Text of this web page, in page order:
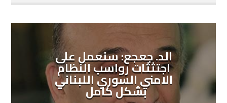
الد. جعجع: سنعمل على
اجتثثات رواسب النظام
الامني السوري اللبناني
بشكل كامل